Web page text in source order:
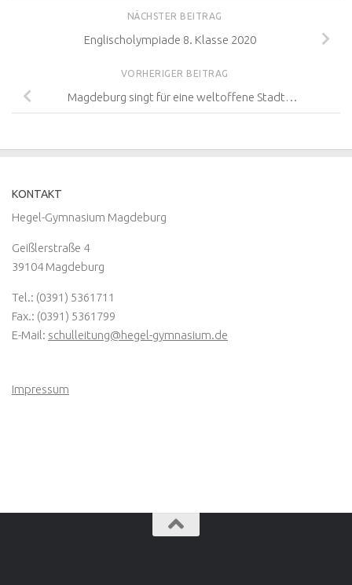
NÄCHSTER BEITRAG
Englischolympiade 8. Klasse 2020
VORHERIGER BEITRAG
Magdeburg singt für eine weltoffene Stadt…
KONTAKT
Hegel-Gymnasium Magdeburg
Geißlerstraße 4
39104 Magdeburg
Tel.: (0391) 5361711
Fax.: (0391) 5361799
E-Mail: schulleitung@hegel-gymnasium.de
Impressum